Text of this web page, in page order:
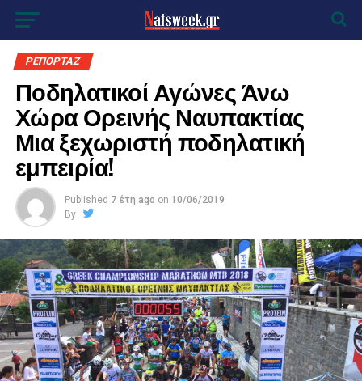
ΡΕΠΟΡΤΑΖ
Ποδηλατικοί Αγώνες Άνω
Χώρα Ορεινής Ναυπακτίας
Μια ξεχωριστή ποδηλατική
εμπειρία!
Published 7 έτη ago on 10/06/2019
By